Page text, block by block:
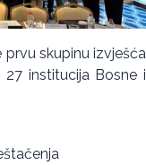
prvu skupinu izvješća
institucija Bosne i